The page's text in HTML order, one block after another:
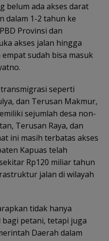
belum ada akses darat
dalam 1-2 tahun ke
Provinsi dan
akses jalan hingga
sudah bisa masuk
seperti
dan Terusan Makmur,
sejumlah desa non-
Terusan Raya, dan
ini masih terbatas akses
Kapuas telah
Rp120 miliar tahun
jalan di wilayah
tidak hanya
petani, tetapi juga
Daerah dalam